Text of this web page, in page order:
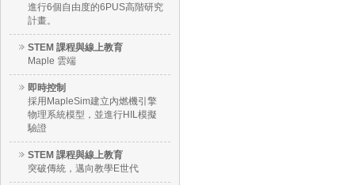
進行6個自由度的6PUS高階研究
計畫。
STEM 課程與線上教育
Maple 雲端
即時控制
採用MapleSim建立內燃機引擎
物理系統模型，並進行HIL模擬
驗證
STEM 課程與線上教育
突破傳統，邁向教學E世代